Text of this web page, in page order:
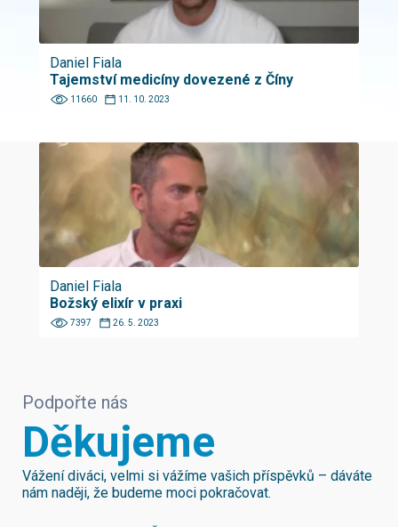
Daniel Fiala
Tajemství medicíny dovezené z Číny
11660 11. 10. 2023
Daniel Fiala
Božský elixír v praxi
7397 26. 5. 2023
Podpořte nás
Děkujeme
Vážení diváci, velmi si vážíme vašich příspěvků – dáváte
nám naději, že budeme moci pokračovat.